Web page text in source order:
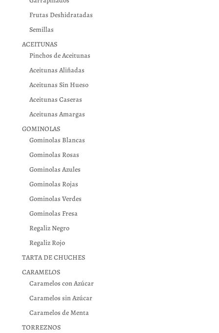
Frutas Deshidratadas
Semillas
ACEITUNAS
Pinchos de Aceitunas
Aceitunas Aliñadas
Aceitunas Sin Hueso
Aceitunas Caseras
Aceitunas Amargas
GOMINOLAS
Gominolas Blancas
Gominolas Rosas
Gominolas Azules
Gominolas Rojas
Gominolas Verdes
Gominolas Fresa
Regaliz Negro
Regaliz Rojo
TARTA DE CHUCHES
CARAMELOS
Caramelos con Azúcar
Caramelos sin Azúcar
Caramelos de Menta
TORREZNOS